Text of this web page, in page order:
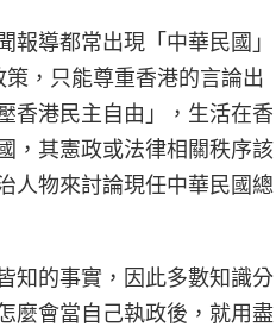
導都常出現「中華民國」
，只能尊重香港的言論出
香港民主自由」，生活在香
，其憲政或法律相關秩序該
人物來討論現任中華民國總
知的事實，因此多數知識分
麼會當自己執政後，就用盡